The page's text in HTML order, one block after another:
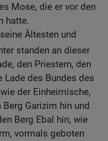
Mose, die er vor den
hatte.
Ältesten und
standen an dieser
den Priestern, den
Lade des Bundes des
der Einheimische,
Garizim hin und
Berg Ebal hin, wie
vormals geboten